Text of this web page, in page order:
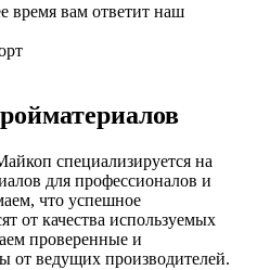
время вам ответит наш
специализируется на
для профессионалов и
что успешное
от качества используемых
проверенные и
от ведущих производителей.